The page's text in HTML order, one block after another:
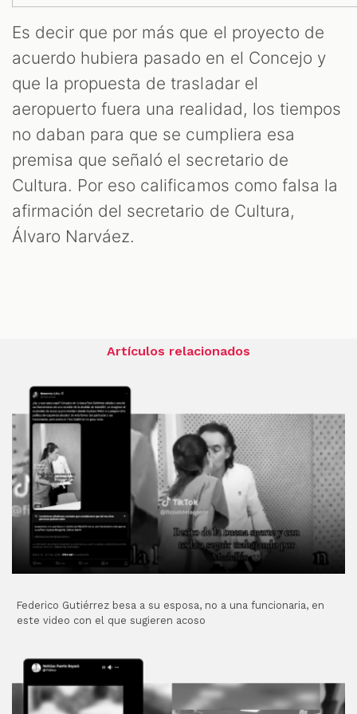
Es decir que por más que el proyecto de
acuerdo hubiera pasado en el Concejo y
que la propuesta de trasladar el
aeropuerto fuera una realidad, los tiempos
no daban para que se cumpliera esa
premisa que señaló el secretario de
Cultura. Por eso calificamos como falsa la
afirmación del secretario de Cultura,
Álvaro Narváez.
Artículos relacionados
Federico Gutiérrez besa a su esposa, no a una funcionaria, en
este video con el que sugieren acoso